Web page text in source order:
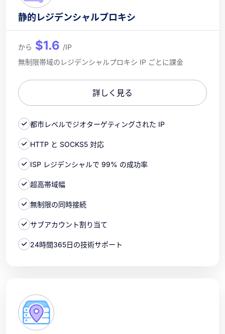
静的レジデンシャルプロキシ
から $1.6 /IP
無制限帯域のレジデンシャルプロキシ IP ごとに課金
詳しく見る
都市レベルでジオターゲティングされた IP
HTTP と SOCKS5 対応
ISP レジデンシャルで 99% の成功率
超高帯域幅
無制限の同時接続
サブアカウント割り当て
24時間365日の技術サポート